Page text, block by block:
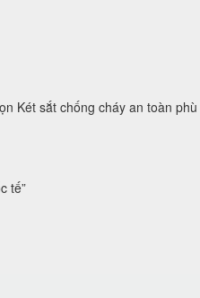
sắt chống cháy an toàn
tế”